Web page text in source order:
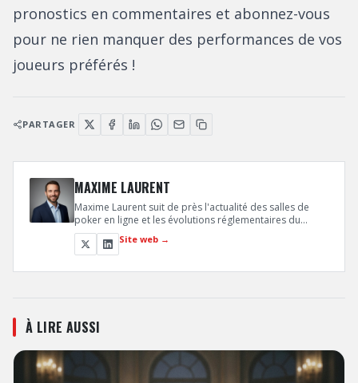
pronostics en commentaires et abonnez-vous
pour ne rien manquer des performances de vos
joueurs préférés !
PARTAGER
MAXIME LAURENT
Maxime Laurent suit de près l'actualité des salles de
poker en ligne et les évolutions réglementaires du
secteur en France et en Europe. Son expertise juridique
et business lui permet d'analyser les mouvements
stratégiques des opérateurs comme Winamax et
PokerStars.
Site web →
À LIRE AUSSI